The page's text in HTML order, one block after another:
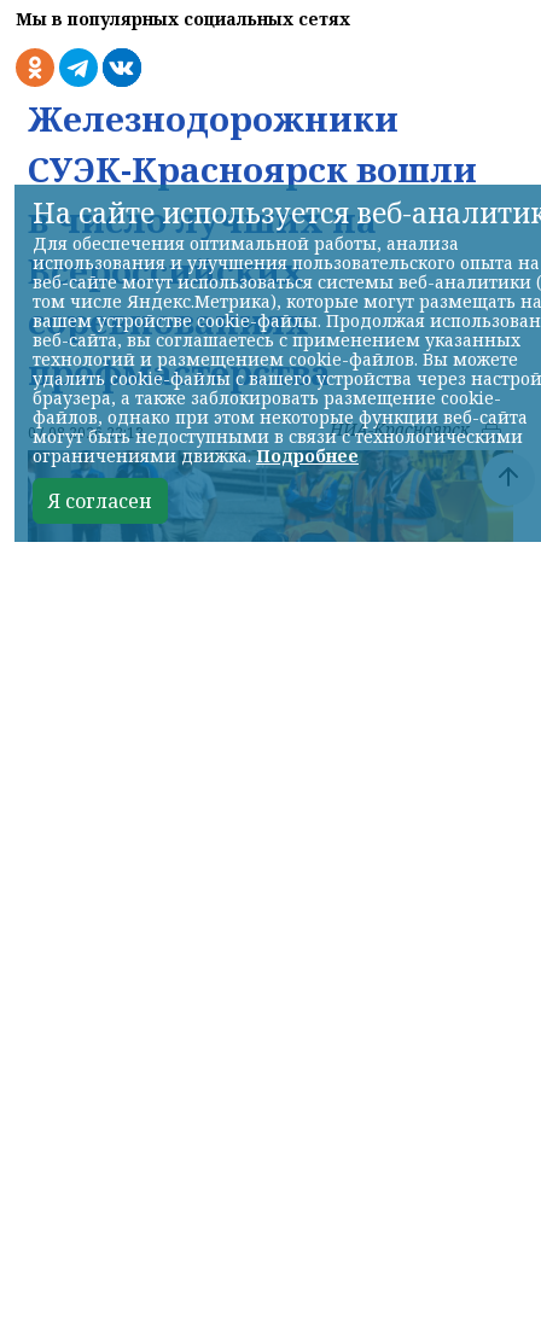
Мы в популярных социальных сетях
Железнодорожники
СУЭК-Красноярск вошли
в число лучших на
Всероссийских
соревнованиях
профмастерства
07.08.2026 22:13 НИА-Красноярск
На сайте используется веб-
Для обеспечения оптимальной работы, анализа
использования и улучшения пользовательского опыта на
веб-сайте могут использоваться системы веб-аналитики
том числе Яндекс.Метрика), которые могут размещать на
вашем устройстве cookie-файлы. Продолжая
веб-сайта, вы соглашаетесь с применением указанных
технологий и размещением cookie-файлов. Вы можете
удалить cookie-файлы с вашего устройства через
браузера, а также заблокировать размещение cookie-
файлов, однако при этом некоторые функции веб-сайта
могут быть недоступными в связи с технологическими
ограничениями движка.Подробнее
Я согласен